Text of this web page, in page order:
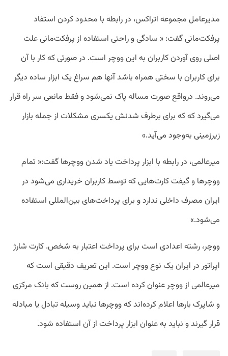
مدیرعامل مجموعه اتراکس، در رابطه با محدود کردن استفاد
پرفکت‌مانی گفت: « سادگی و راحتی استفاده از پرفکت‌مانی علت
اصلی روی آوردن کاربران به این ووچر است. در صورتی که کار با آن
برای کاربران با سختی همراه باشد آنها هم سراغ یک ابزار ساده دیگر
می‌روند. درواقع صورت مساله پاک نمی‌شود و فقط مانعی سر راه قرار
می‌گیرد که که برای برطرف شدنش یکسری مشکلات از جمله بازار
زیرزمینی به‌وجود می‌آید.»
میرعالمی، در رابطه با ابزار پرداخت یاد شدن ووچرها گفت:« تمام
ووچرها و گیفت کارت‌هایی که توسط کاربران خریداری می‌شود در
ایران مصرف داخلی ندارد و برای پرداخت‌های بین‌المللی استفاده
می‌شود.»
ووچر، رشته اعدادی است برای پرداخت اعتبار به شخص. کارت شارژ
اپراتور در ایران یک نوع ووچر است. این تعریف دقیقی است که
میرعالمی از ووچر عنوان کرده است. از همین روست که بانک مرکزی
و شاپرک بارها اعلام کرده‌اند که ووچرها نباید وسیله تبادل یا مبادله
قرار گیرند و نباید به عنوان ابزار پرداخت از آن استفاده شود.